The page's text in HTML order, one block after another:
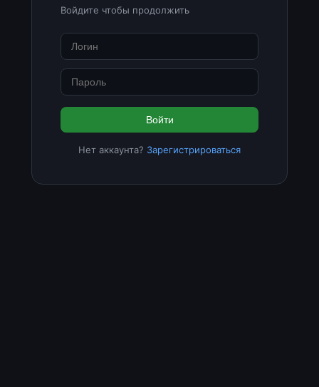
Войдите чтобы продолжить
Войти
Нет аккаунта? Зарегистрироваться